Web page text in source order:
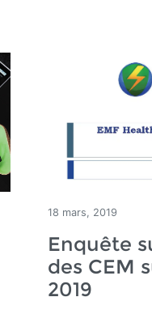
18 mars, 2019
Enquête
des CEM
2019